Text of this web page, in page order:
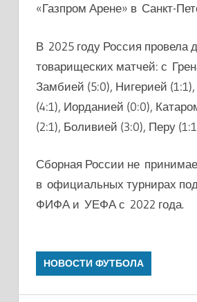
«Газпром Арене» в Санкт-
В 2025 году Россия провела
товарищеских матчей: с
Замбией (5:0), Нигерией
(4:1), Иорданией (0:0),
(2:1), Боливией (3:0), Перу
Сборная России не
в официальных турнирах
ФИФА и УЕФА с 2022 года.
НОВОСТИ ФУТБОЛА